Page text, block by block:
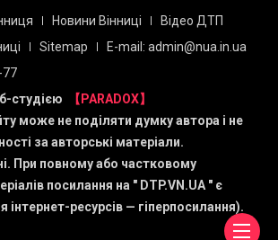
Новини Вінниці
Відео ДТП
Sitemap
E-mail: admin@nua.in.ua
77
студією
【PARADOX】
може не поділяти думку автора і не
за авторські матеріали.
При повному або частковому
посилання на " DTP.VN.UA " є
ресурсів — гіперпосилання).